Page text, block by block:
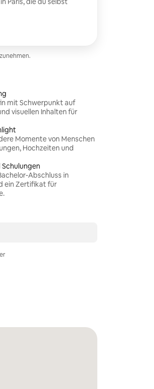
mit Schwerpunkt auf
visuellen Inhalten für
Momente von Menschen
Hochzeiten und
Abschluss in
ein Zertifikat für